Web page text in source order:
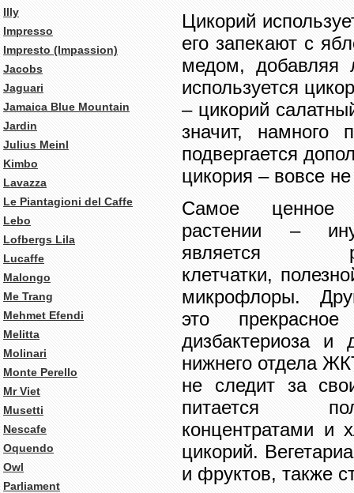
Illy
Impresso
Impresto (Impassion)
Jacobs
Jaguari
Jamaica Blue Mountain
Jardin
Julius Meinl
Kimbo
Lavazza
Le Piantagioni del Caffe
Lebo
Lofbergs Lila
Lucaffe
Malongo
Me Trang
Mehmet Efendi
Melitta
Molinari
Monte Perello
Mr Viet
Musetti
Nescafe
Oquendo
Owl
Parliament
Цикорий
его запекают с
медом, добавляя
используется
– цикорий
значит, намного
подвергается
цикория – вовсе
Самое
растении –
является
клетчатки,
микрофлоры.
это
дизбактериоза и
нижнего отдела
не следит за
питается
концентратами и
цикорий.
и фруктов, также